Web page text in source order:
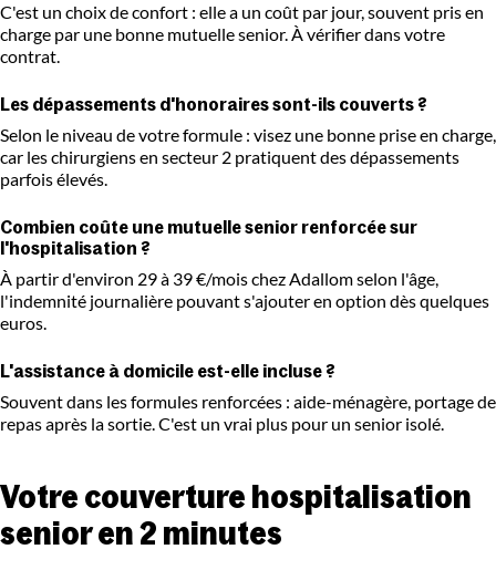
C'est un choix de confort : elle a un coût par jour, souvent pris en
charge par une bonne mutuelle senior. À vérifier dans votre
contrat.
Les dépassements d'honoraires sont-ils couverts ?
Selon le niveau de votre formule : visez une bonne prise en charge,
car les chirurgiens en secteur 2 pratiquent des dépassements
parfois élevés.
Combien coûte une mutuelle senior renforcée sur
l'hospitalisation ?
À partir d'environ 29 à 39 €/mois chez Adallom selon l'âge,
l'indemnité journalière pouvant s'ajouter en option dès quelques
euros.
L'assistance à domicile est-elle incluse ?
Souvent dans les formules renforcées : aide-ménagère, portage de
repas après la sortie. C'est un vrai plus pour un senior isolé.
Votre couverture hospitalisation
senior en 2 minutes